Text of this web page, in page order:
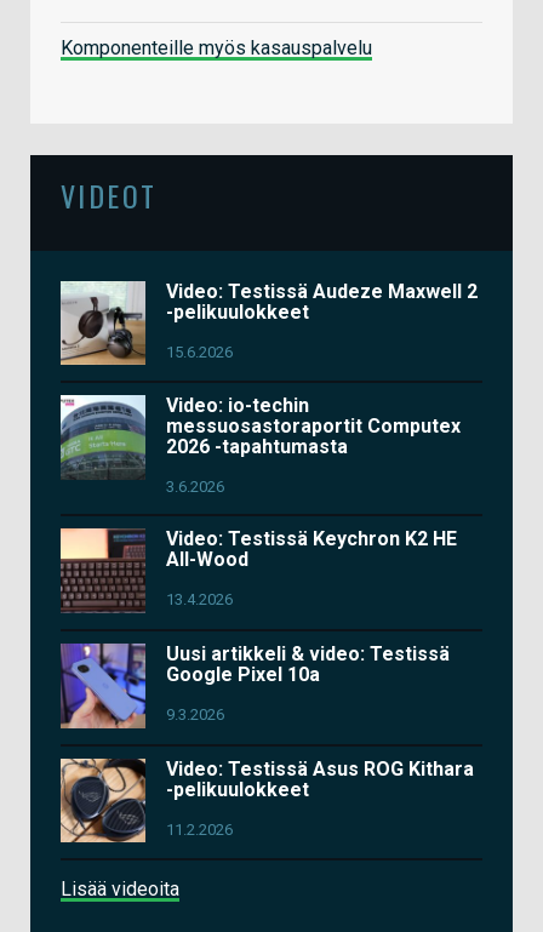
Komponenteille myös kasauspalvelu
VIDEOT
Video: Testissä Audeze Maxwell 2
-pelikuulokkeet
15.6.2026
Video: io-techin
messuosastoraportit Computex
2026 -tapahtumasta
3.6.2026
Video: Testissä Keychron K2 HE
All-Wood
13.4.2026
Uusi artikkeli & video: Testissä
Google Pixel 10a
9.3.2026
Video: Testissä Asus ROG Kithara
-pelikuulokkeet
11.2.2026
Lisää videoita